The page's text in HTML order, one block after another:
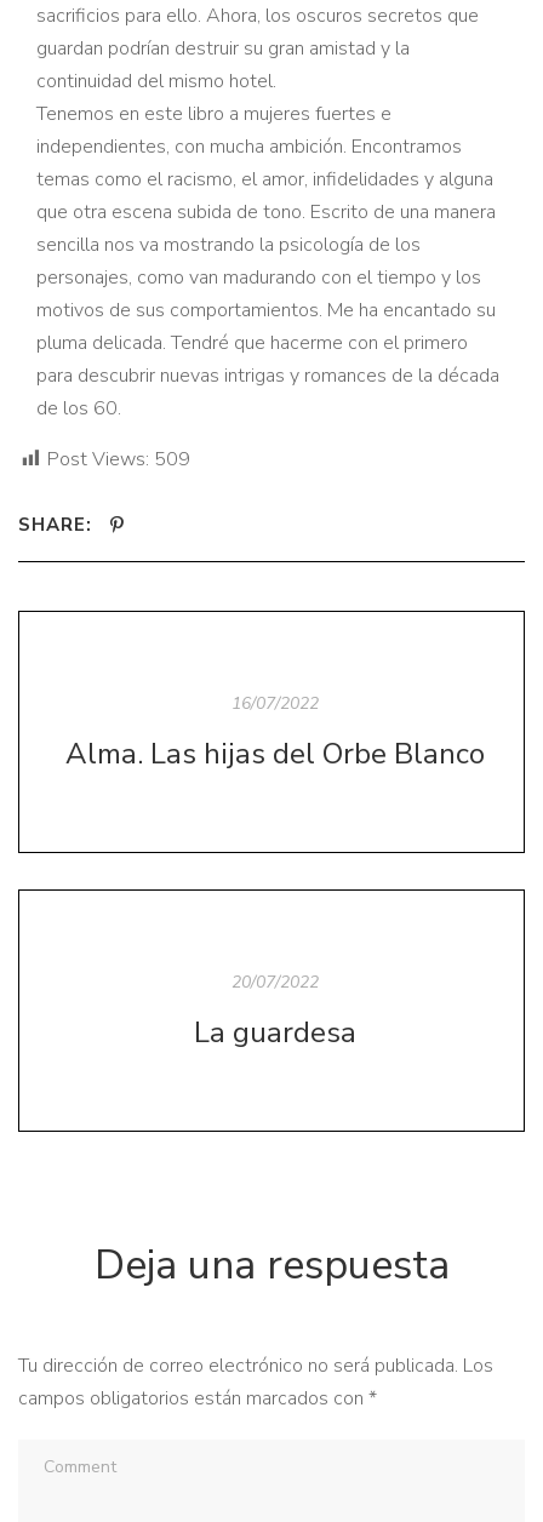
sacrificios para ello. Ahora, los oscuros secretos que
guardan podrían destruir su gran amistad y la
continuidad del mismo hotel.
Tenemos en este libro a mujeres fuertes e
independientes, con mucha ambición. Encontramos
temas como el racismo, el amor, infidelidades y alguna
que otra escena subida de tono. Escrito de una manera
sencilla nos va mostrando la psicología de los
personajes, como van madurando con el tiempo y los
motivos de sus comportamientos. Me ha encantado su
pluma delicada. Tendré que hacerme con el primero
para descubrir nuevas intrigas y romances de la década
de los 60.
Post Views: 509
SHARE:
16/07/2022
Alma. Las hijas del Orbe Blanco
20/07/2022
La guardesa
Deja una respuesta
Tu dirección de correo electrónico no será publicada. Los
campos obligatorios están marcados con *